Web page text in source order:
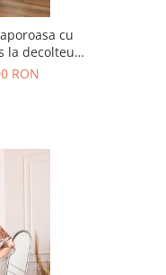
cu
la decolteu
RON